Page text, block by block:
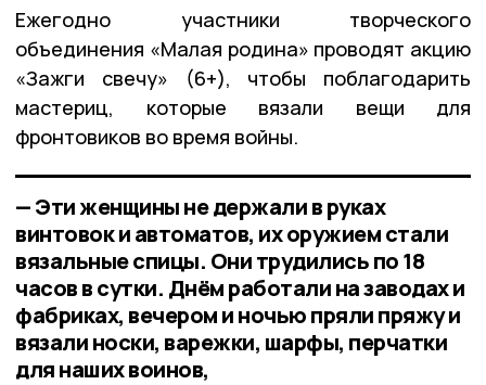
Ежегодно участники творческого
объединения «Малая родина» проводят акцию
«Зажги свечу» (6+), чтобы поблагодарить
мастериц, которые вязали вещи для
фронтовиков во время войны.
— Эти женщины не держали в руках
винтовок и автоматов, их оружием стали
вязальные спицы. Они трудились по 18
часов в сутки. Днём работали на заводах и
фабриках, вечером и ночью пряли пряжу и
вязали носки, варежки, шарфы, перчатки
для наших воинов,